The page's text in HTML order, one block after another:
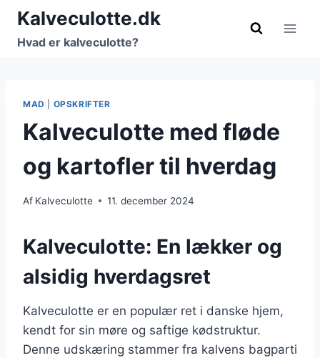
Fortsæt
indhold
Kalveculotte.dk
Hvad er kalveculotte?
MAD OPSKRIFTER
Kalveculotte med fløde
og kartofler til hverdag
Af Kalveculotte 11. december 2024
Kalveculotte: En lækker og
alsidig hverdagsret
Kalveculotte er en populær ret i danske hjem,
kendt for sin møre og saftige kødstruktur.
Denne udskæring stammer fra kalvens bagparti